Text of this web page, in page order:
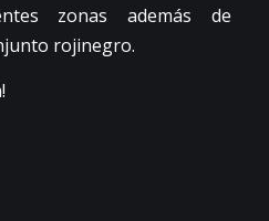
zonas además de
rojinegro.